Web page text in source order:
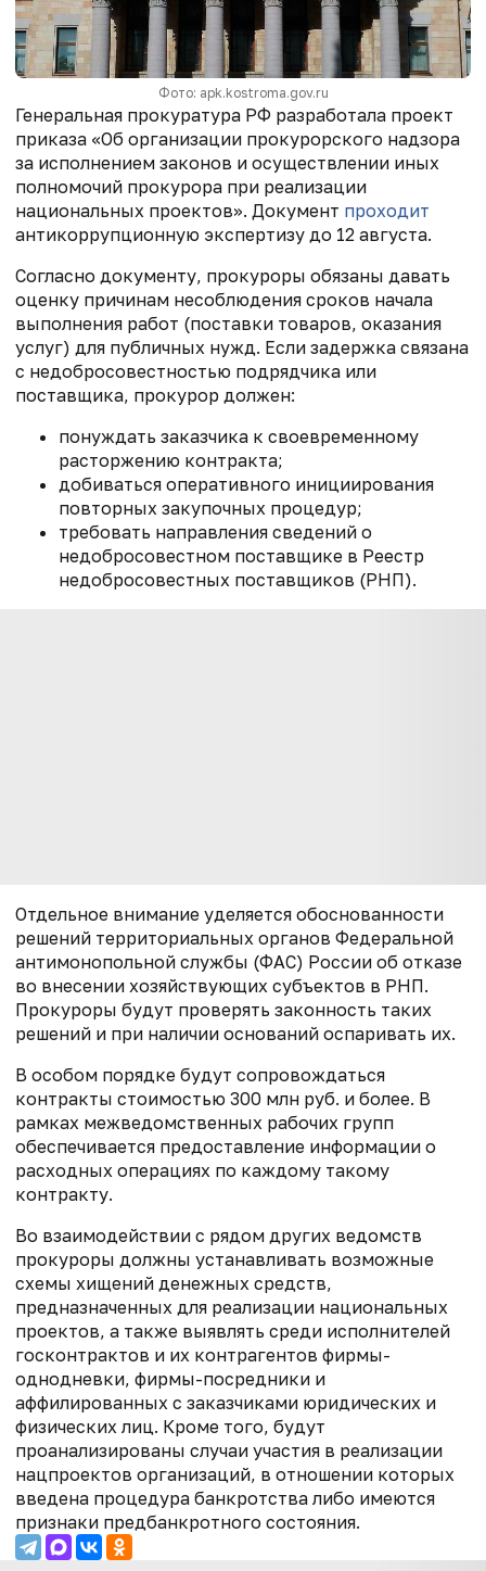
Фото: apk.kostroma.gov.ru
Генеральная прокуратура РФ разработала проект
приказа «Об организации прокурорского надзора
за исполнением законов и осуществлении иных
полномочий прокурора при реализации
национальных проектов». Документ проходит
антикоррупционную экспертизу до 12 августа.
Согласно документу, прокуроры обязаны давать
оценку причинам несоблюдения сроков начала
выполнения работ (поставки товаров, оказания
услуг) для публичных нужд. Если задержка связана
с недобросовестностью подрядчика или
поставщика, прокурор должен:
понуждать заказчика к своевременному
расторжению контракта;
добиваться оперативного инициирования
повторных закупочных процедур;
требовать направления сведений о
недобросовестном поставщике в Реестр
недобросовестных поставщиков (РНП).
Отдельное внимание уделяется обоснованности
решений территориальных органов Федеральной
антимонопольной службы (ФАС) России об отказе
во внесении хозяйствующих субъектов в РНП.
Прокуроры будут проверять законность таких
решений и при наличии оснований оспаривать их.
В особом порядке будут сопровождаться
контракты стоимостью 300 млн руб. и более. В
рамках межведомственных рабочих групп
обеспечивается предоставление информации о
расходных операциях по каждому такому
контракту.
Во взаимодействии с рядом других ведомств
прокуроры должны устанавливать возможные
схемы хищений денежных средств,
предназначенных для реализации национальных
проектов, а также выявлять среди исполнителей
госконтрактов и их контрагентов фирмы-
однодневки, фирмы-посредники и
аффилированных с заказчиками юридических и
физических лиц. Кроме того, будут
проанализированы случаи участия в реализации
нацпроектов организаций, в отношении которых
введена процедура банкротства либо имеются
признаки предбанкротного состояния.